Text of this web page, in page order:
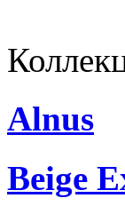
Alnus
Beige